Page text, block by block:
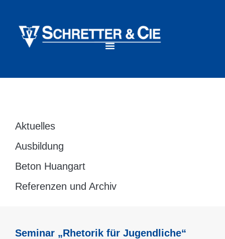
Aktuelles
Ausbildung
Beton Huangart
Referenzen und Archiv
Seminar „Rhetorik für Jugendliche“